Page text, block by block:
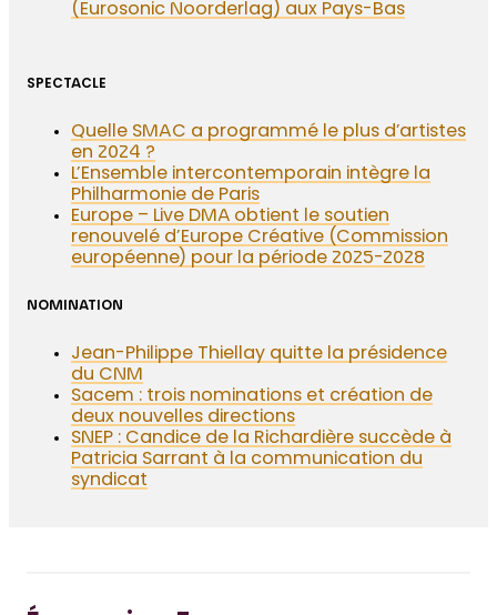
(Eurosonic Noorderlag) aux Pays-Bas
SPECTACLE
Quelle SMAC a programmé le plus d’artistes
en 2024 ?
L’Ensemble intercontemporain intègre la
Philharmonie de Paris
Europe – Live DMA obtient le soutien
renouvelé d’Europe Créative (Commission
européenne) pour la période 2025-2028
NOMINATION
Jean-Philippe Thiellay quitte la présidence
du CNM
Sacem : trois nominations et création de
deux nouvelles directions
SNEP : Candice de la Richardière succède à
Patricia Sarrant à la communication du
syndicat